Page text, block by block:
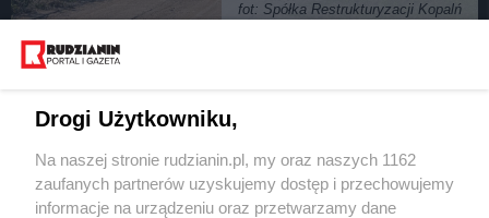
fot: Spółka Restrukturyzacji Kopalń
zrekultywowanej hałdy przy Bukowej w Rudzie
Wydawca mediów
Drogi Użytkowniku,
Na naszej stronie rudzianin.pl, my oraz naszych 1162
zaufanych partnerów uzyskujemy dostęp i przechowujemy
informacje na urządzeniu oraz przetwarzamy dane